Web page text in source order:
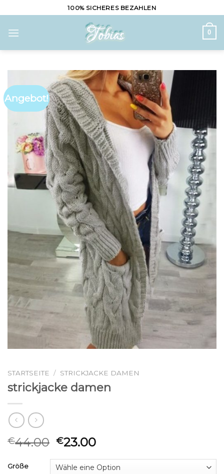
to
content
100% SICHERES BEZAHLEN
0
Angebot!
STARTSEITE / STRICKJACKE DAMEN
strickjacke damen
€44.00 €23.00
Größe